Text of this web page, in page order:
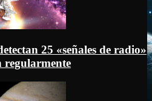
25 «señales de radio»
regularmente